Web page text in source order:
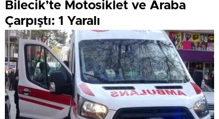
Bilecik’te Motosiklet ve Araba
Çarpıştı: 1 Yaralı